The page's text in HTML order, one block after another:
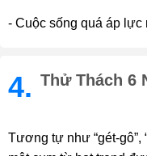
- Cuộc sống quá áp lực
4. Thử Thách 6
Tương tự như “gét-gô”,